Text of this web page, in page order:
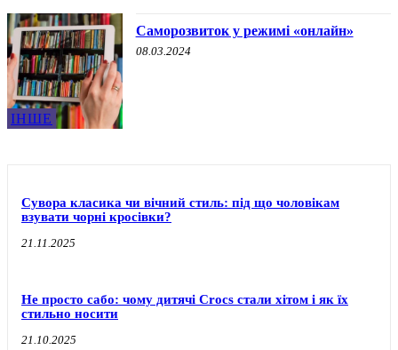
ІНШЕ
Саморозвиток у режимі «онлайн»
08.03.2024
Сувора класика чи вічний стиль: під що чоловікам
взувати чорні кросівки?
21.11.2025
Не просто сабо: чому дитячі Crocs стали хітом і як їх
стильно носити
21.10.2025